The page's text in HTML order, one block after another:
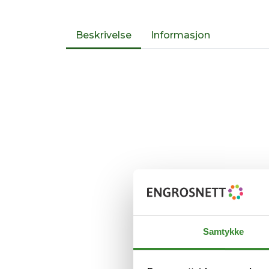
Samtykke
Beskrivelse Informasjon